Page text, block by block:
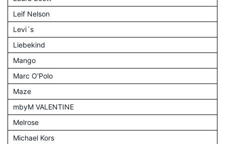
Leif Nelson
Levi´s
Liebekind
Mango
Marc O'Polo
Maze
mbyM VALENTINE
Melrose
Michael Kors